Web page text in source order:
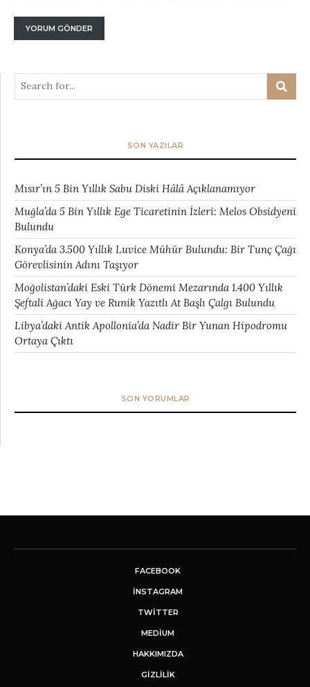
SON YAZILAR
Mısır’ın 5 Bin Yıllık Sabu Diski Hâlâ Açıklanamıyor
Muğla’da 5 Bin Yıllık Ege Ticaretinin İzleri: Melos Obsidyeni
Bulundu
Konya’da 3.500 Yıllık Luvice Mühür Bulundu: Bir Tunç Çağı
Görevlisinin Adını Taşıyor
Moğolistan’daki Eski Türk Dönemi Mezarında 1.400 Yıllık
Şeftali Ağacı Yay ve Runik Yazıtlı At Başlı Çalgı Bulundu
Libya’daki Antik Apollonia’da Nadir Bir Yunan Hipodromu
Ortaya Çıktı
SON YORUMLAR
FACEBOOK
INSTAGRAM
TWITTER
MEDIUM
HAKKIMIZDA
GİZLİLİK